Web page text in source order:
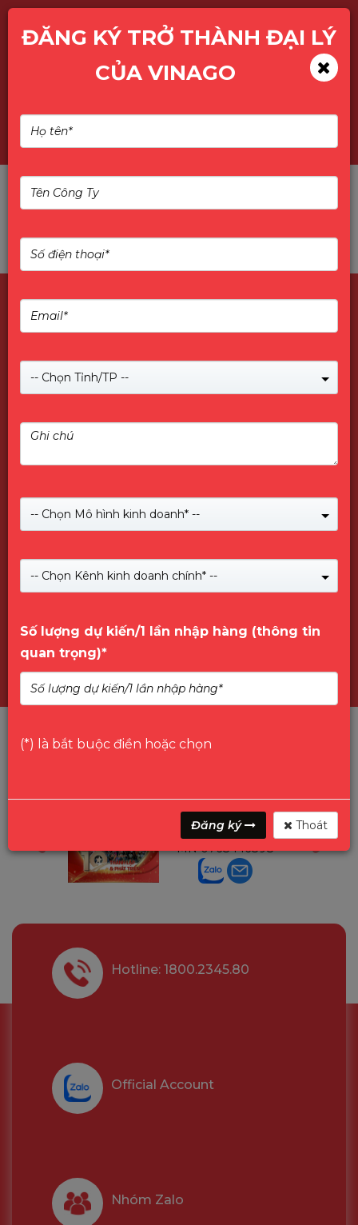
CHROMEBOOK
Mr Gon
Trưởng P.Bảo Hành
MN 0768446898
Hotline: 1800.2345.80
Official Account
Nhóm Zalo
ĐĂNG KÝ TRỞ THÀNH ĐẠI LÝ
CỦA VINAGO
-- Chọn Tỉnh/TP --
-- Chọn Mô hình kinh doanh* --
-- Chọn Kênh kinh doanh chính* --
Số lượng dự kiến/1 lần nhập hàng (thông tin
quan trọng)*
(*) là bắt buộc điền hoặc chọn
Đăng ký Thoát